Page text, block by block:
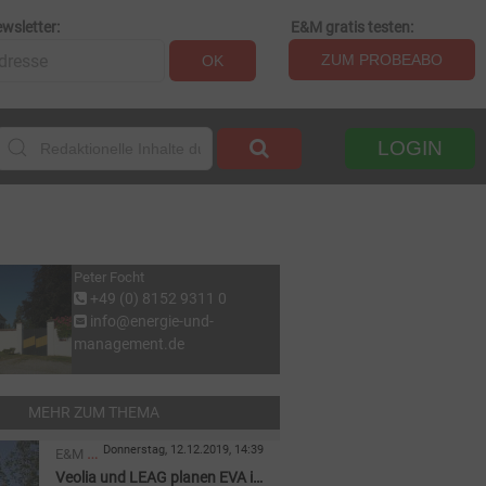
OK
E&M gratis testen:
ZUM PROBEABO
LOGIN
Peter Focht
+49 (0) 8152 9311 0
info@energie-und-
management.de
MEHR ZUM THEMA
E&M Donnerstag, 12.12.2019, 14:39
Veolia und LEAG planen EVA in